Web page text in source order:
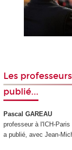
Les
publié...
Pascal GAREAU
professeur à l'ICH-Paris
a publié, avec Jean-